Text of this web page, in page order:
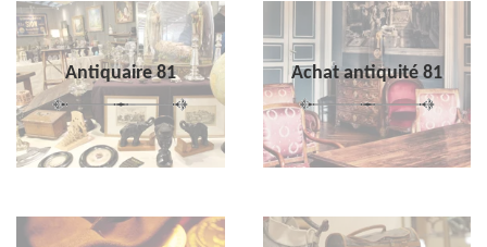
Antiquaire 81 Achat antiquité 81